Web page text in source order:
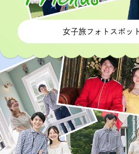
女子旅フォトスポッ